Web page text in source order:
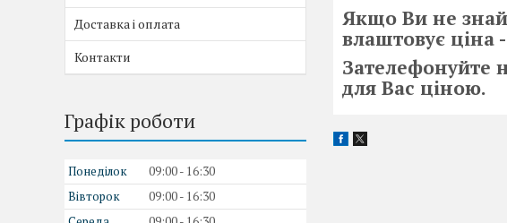
Якщо Ви не
влаштовує ціна
Зателефонуйте
для Вас ціною.
Доставка і оплата
Контакти
Графік роботи
Понеділок 09:00
16:30
Вівторок
09:00
16:30